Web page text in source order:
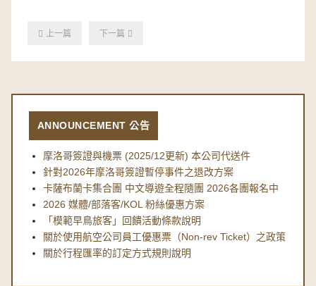
上一篇 下一篇
ANNOUNCEMENT 公告
摩洛哥簽證與機票 (2025/12更新) 本公司代送件
針對2026年摩洛哥簽證暫停事件之退改方案
卡薩布蘭卡集合團 中文導遊全程隨團 2026各團報名中
2026 媒體/部落客/KOL 粉絲優惠方案
「模範早鳥旅客」回饋活動條款說明
關於使用航空公司員工優惠票（Non-rev Ticket）之政策
關於行程匯率的訂定方式規則說明